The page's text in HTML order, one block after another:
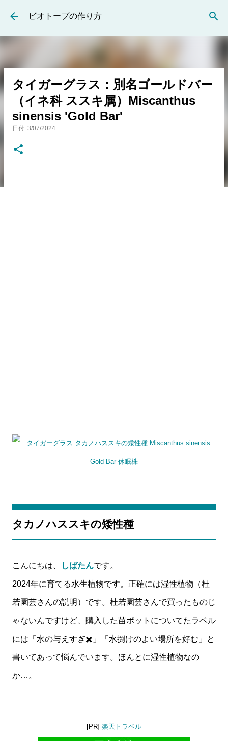
スキップしてメイン コンテンツに移動
ビオトープの作り方
タイガーグラス：別名ゴールドバー
（イネ科 ススキ属）Miscanthus
sinensis 'Gold Bar'
日付: 3/07/2024
タカノハススキの矮性種
こんにちは、 しばたんです。
2024年に育てる水生植物です。正確には湿性植物（杜
若園芸さんの説明）です。杜若園芸さんで買ったものじ
ゃないんですけど、購入した苗ポットについてたラベル
には「水の与えすぎ✖️」「水捌けのよい場所を好む」と
書いてあって悩んでいます。ほんとに湿性植物なの
か…。
[PR] 楽天トラベル